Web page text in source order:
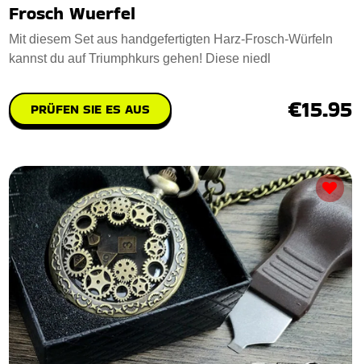
Frosch Wuerfel
Mit diesem Set aus handgefertigten Harz-Frosch-Würfeln
kannst du auf Triumphkurs gehen! Diese niedl
PRÜFEN SIE ES AUS €15.95